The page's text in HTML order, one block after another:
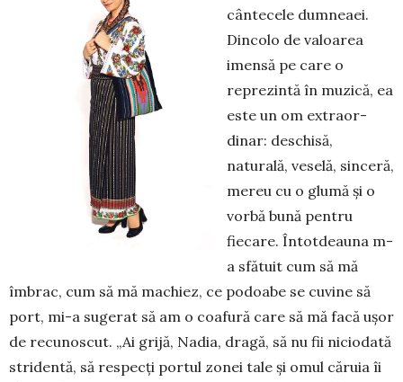
cântecele dumneaei.
Dincolo de valoarea
imensă pe care o
reprezintă în muzică, ea
este un om extraor­
dinar: deschisă,
naturală, ve­selă, sinceră,
mereu cu o glumă şi o
vorbă bună pentru
fiecare. Întot­dea­una m-
a sfătuit cum să mă
îmbrac, cum să mă machiez, ce podoabe se cuvine să
port, mi-a sugerat să am o coafură care să mă facă uşor
de recunoscut. „Ai grijă, Nadia, dra­gă, să nu fii niciodată
stri­dentă, să res­pecţi portul zonei tale şi omul căru­ia îi